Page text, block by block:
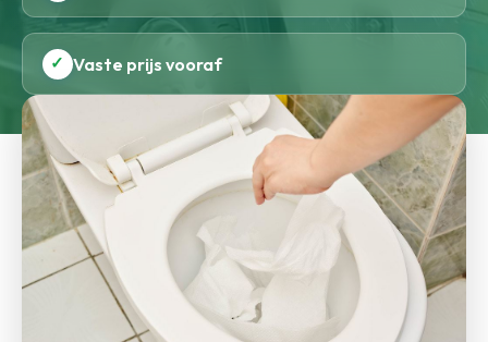
✓ Vaste prijs vooraf